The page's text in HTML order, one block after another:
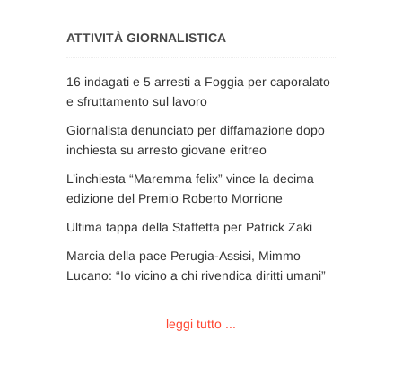
ATTIVITÀ GIORNALISTICA
16 indagati e 5 arresti a Foggia per caporalato
e sfruttamento sul lavoro
Giornalista denunciato per diffamazione dopo
inchiesta su arresto giovane eritreo
L’inchiesta “Maremma felix” vince la decima
edizione del Premio Roberto Morrione
Ultima tappa della Staffetta per Patrick Zaki
Marcia della pace Perugia-Assisi, Mimmo
Lucano: “Io vicino a chi rivendica diritti umani”
leggi tutto ...